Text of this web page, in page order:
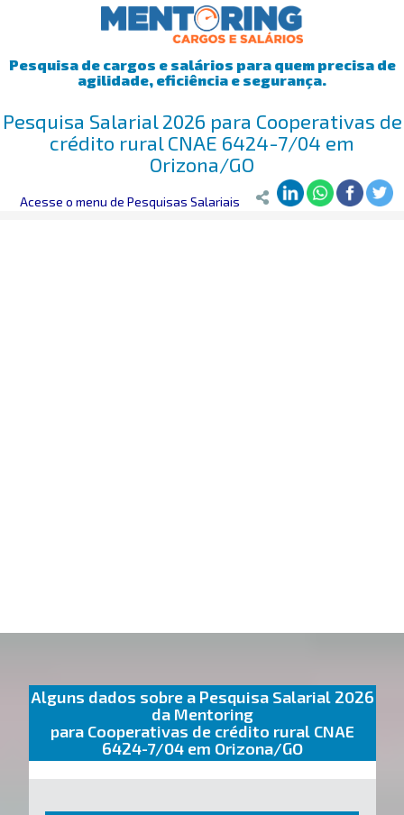
Pesquisa de cargos e salários para quem precisa de
agilidade, eficiência e segurança.
Pesquisa Salarial 2026 para Cooperativas de
crédito rural CNAE 6424-7/04 em
Orizona/GO
Mentoring>Pesquisa Salarial>Orizona/GO>Cooperativas de
Acesse o menu de Pesquisas Salariais
Alguns dados sobre a Pesquisa Salarial 2026
da Mentoring
para Cooperativas de crédito rural CNAE
6424-7/04 em Orizona/GO